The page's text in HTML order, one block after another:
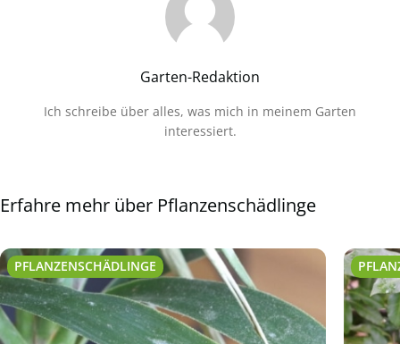
Garten-Redaktion
Ich schreibe über alles, was mich in meinem Garten
interessiert.
Erfahre mehr über Pflanzenschädlinge
PFLANZENSCHÄDLINGE